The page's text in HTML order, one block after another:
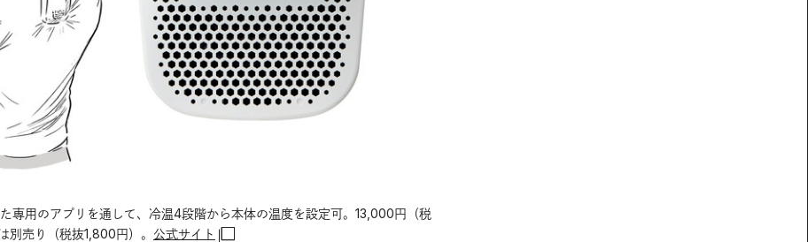
専用のアプリを通して、冷温4段階から本体の温度を設定可。13,000円（税
別売り（税抜1,800円）。 公式サイト